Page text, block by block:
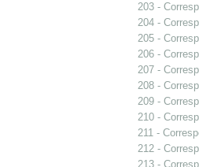
203 -
204 -
205 -
206 -
207 -
208 -
209 -
210 -
211 -
212 -
213 -